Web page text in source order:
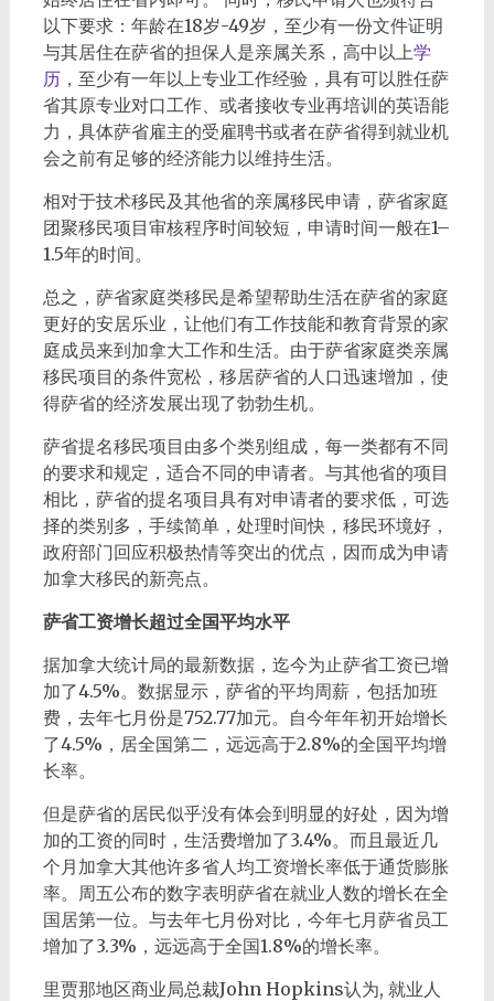
以下要求：年龄在18岁-49岁，至少有一份文件证明
与其居住在萨省的担保人是亲属关系，高中以上学
历，至少有一年以上专业工作经验，具有可以胜任萨
省其原专业对口工作、或者接收专业再培训的英语能
力，具体萨省雇主的受雇聘书或者在萨省得到就业机
会之前有足够的经济能力以维持生活。
相对于技术移民及其他省的亲属移民申请，萨省家庭
团聚移民项目审核程序时间较短，申请时间一般在1–
1.5年的时间。
总之，萨省家庭类移民是希望帮助生活在萨省的家庭
更好的安居乐业，让他们有工作技能和教育背景的家
庭成员来到加拿大工作和生活。由于萨省家庭类亲属
移民项目的条件宽松，移居萨省的人口迅速增加，使
得萨省的经济发展出现了勃勃生机。
萨省提名移民项目由多个类别组成，每一类都有不同
的要求和规定，适合不同的申请者。与其他省的项目
相比，萨省的提名项目具有对申请者的要求低，可选
择的类别多，手续简单，处理时间快，移民环境好，
政府部门回应积极热情等突出的优点，因而成为申请
加拿大移民的新亮点。
萨省工资增长超过全国平均水平
据加拿大统计局的最新数据，迄今为止萨省工资已增
加了4.5%。数据显示，萨省的平均周薪，包括加班
费，去年七月份是752.77加元。自今年年初开始增长
了4.5%，居全国第二，远远高于2.8%的全国平均增
长率。
但是萨省的居民似乎没有体会到明显的好处，因为增
加的工资的同时，生活费增加了3.4%。而且最近几
个月加拿大其他许多省人均工资增长率低于通货膨胀
率。周五公布的数字表明萨省在就业人数的增长在全
国居第一位。与去年七月份对比，今年七月萨省员工
增加了3.3%，远远高于全国1.8%的增长率。
里贾那地区商业局总裁John Hopkins认为, 就业人